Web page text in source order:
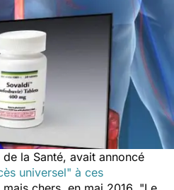
la Santé, avait annoncé
universel" à ces